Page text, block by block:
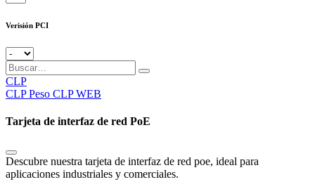
Verisión PCI
CLP
CLP Peso CLP WEB
Tarjeta de interfaz de red PoE
Descubre nuestra tarjeta de interfaz de red poe, ideal para
aplicaciones industriales y comerciales.